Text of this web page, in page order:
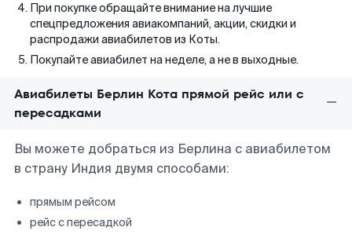
При покупке обращайте внимание на лучшие
спецпредложения авиакомпаний, акции, скидки и
распродажи авиабилетов из Коты.
Покупайте авиабилет на неделе, а не в выходные.
Авиабилеты Берлин Кота прямой рейс или с
пересадками
Вы можете добраться из Берлина с авиабилетом
в страну Индия двумя способами:
прямым рейсом
рейс с пересадкой